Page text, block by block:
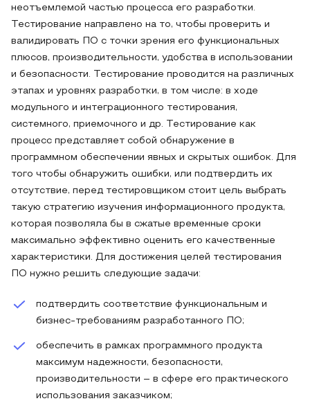
неотъемлемой частью процесса его разработки.
Тестирование направлено на то, чтобы проверить и
валидировать ПО с точки зрения его функциональных
плюсов, производительности, удобства в использовании
и безопасности. Тестирование проводится на различных
этапах и уровнях разработки, в том числе: в ходе
модульного и интеграционного тестирования,
системного, приемочного и др. Тестирование как
процесс представляет собой обнаружение в
программном обеспечении явных и скрытых ошибок. Для
того чтобы обнаружить ошибки, или подтвердить их
отсутствие, перед тестировщиком стоит цель выбрать
такую стратегию изучения информационного продукта,
которая позволяла бы в сжатые временные сроки
максимально эффективно оценить его качественные
характеристики. Для достижения целей тестирования
ПО нужно решить следующие задачи:
подтвердить соответствие функциональным и
бизнес-требованиям разработанного ПО;
обеспечить в рамках программного продукта
максимум надежности, безопасности,
производительности – в сфере его практического
использования заказчиком;